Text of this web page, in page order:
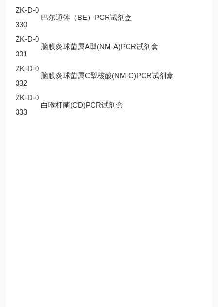
ZK-D-0
330
巴尔通体（BE）PCR试剂盒
ZK-D-0
331
脑膜炎球菌属A型(NM-A)PCR试剂盒
ZK-D-0
332
脑膜炎球菌属C型核酸(NM-C)PCR试剂盒
ZK-D-0
333
白喉杆菌(CD)PCR试剂盒